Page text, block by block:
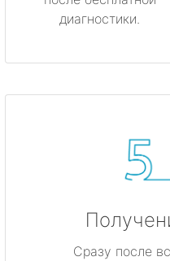
диагностики.
Сразу после